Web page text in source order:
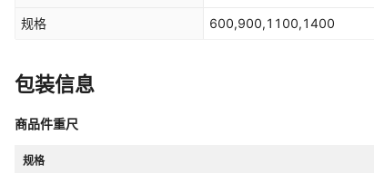
规格 600,900,1100,1400
包装信息
商品件重尺
规格